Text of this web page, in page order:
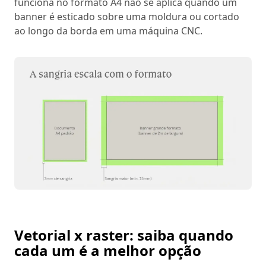
banner é esticado sobre uma moldura ou cortado
ao longo da borda em uma máquina CNC.
Vetorial x raster: saiba quando
cada um é a melhor opção